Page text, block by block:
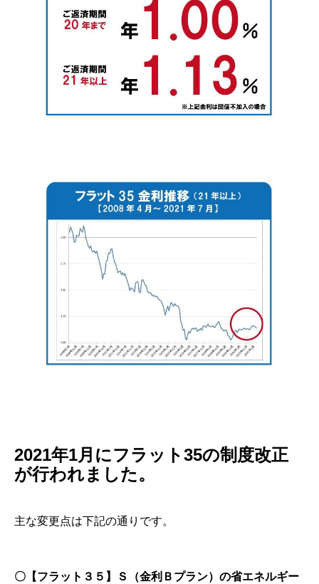
2021年1月にフラット35の制度改正
が行われました。
主な変更点は下記の通りです。
〇【フラット３５】Ｓ（金利Ｂプラン）の省エネルギー